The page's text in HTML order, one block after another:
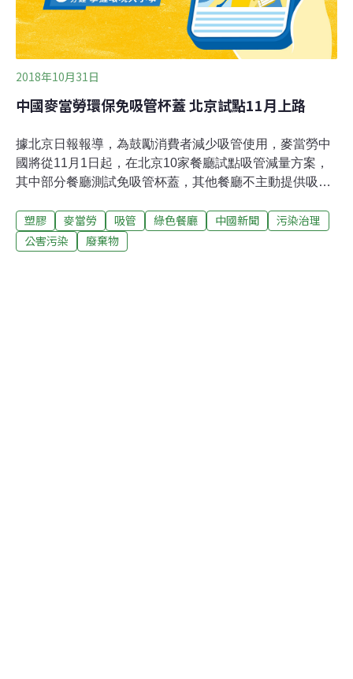
廳，農夫及同仁剛開始不適應，她笑著說
2018年10月31日
中國麥當勞環保免吸管杯蓋 北京試點11月上路
據北京日報報導，為鼓勵消費者減少吸管使用，麥當勞中
國將從11月1日起，在北京10家餐廳試點吸管減量方案，
其中部分餐廳測試免吸管杯蓋，其他餐廳不主動提供吸
管杯蓋餐廳中，新杯蓋只在邊緣設置吸口，顧客不用吸管
也可以直接飲用。中國是麥當勞全球第三大市場，平均每
塑膠 麥當勞 吸管 綠色餐廳 中國新聞
污染治理
公害污染
廢棄物